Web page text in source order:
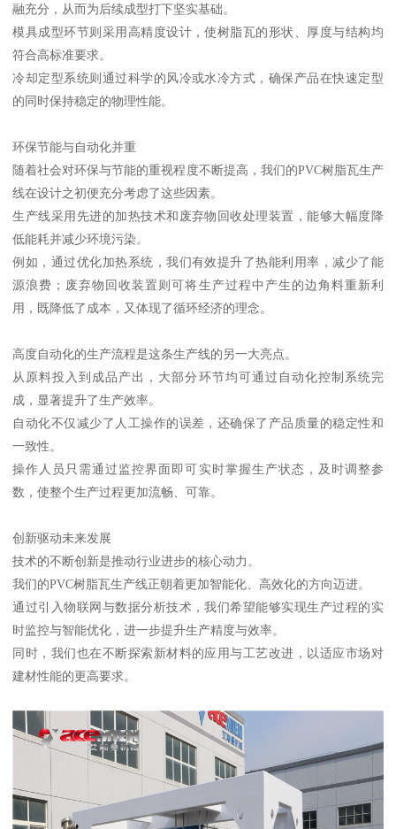
融充分，从而为后续成型打下坚实基础。
模具成型环节则采用高精度设计，使树脂瓦的形状、厚度与结构均
符合高标准要求。
冷却定型系统则通过科学的风冷或水冷方式，确保产品在快速定型
的同时保持稳定的物理性能。
环保节能与自动化并重
随着社会对环保与节能的重视程度不断提高，我们的PVC树脂瓦生产
线在设计之初便充分考虑了这些因素。
生产线采用先进的加热技术和废弃物回收处理装置，能够大幅度降
低能耗并减少环境污染。
例如，通过优化加热系统，我们有效提升了热能利用率，减少了能
源浪费；废弃物回收装置则可将生产过程中产生的边角料重新利
用，既降低了成本，又体现了循环经济的理念。
高度自动化的生产流程是这条生产线的另一大亮点。
从原料投入到成品产出，大部分环节均可通过自动化控制系统完
成，显著提升了生产效率。
自动化不仅减少了人工操作的误差，还确保了产品质量的稳定性和
一致性。
操作人员只需通过监控界面即可实时掌握生产状态，及时调整参
数，使整个生产过程更加流畅、可靠。
创新驱动未来发展
技术的不断创新是推动行业进步的核心动力。
我们的PVC树脂瓦生产线正朝着更加智能化、高效化的方向迈进。
通过引入物联网与数据分析技术，我们希望能够实现生产过程的实
时监控与智能优化，进一步提升生产精度与效率。
同时，我们也在不断探索新材料的应用与工艺改进，以适应市场对
建材性能的更高要求。